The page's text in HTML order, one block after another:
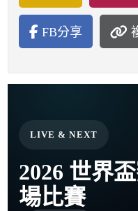
FB分享
LIVE & NEXT
2026 世界
場比賽